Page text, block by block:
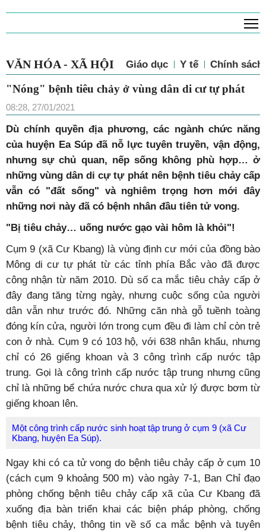
VĂN HÓA - XÃ HỘI Giáo dục Y tế Chính sách
"Nóng" bệnh tiêu chảy ở vùng dân di cư tự phát
08:28, 27/01/2021
Dù chính quyền địa phương, các ngành chức năng
của huyện Ea Súp đã nỗ lực tuyên truyền, vận động,
nhưng sự chủ quan, nếp sống không phù hợp… ở
những vùng dân di cự tự phát nên bệnh tiêu chảy cấp
vẫn có "đất sống" và nghiêm trọng hơn mới đây
những nơi này đã có bệnh nhân đầu tiên tử vong.
"Bị tiêu chảy… uống nước gạo vài hôm là khỏi"!
Cụm 9 (xã Cư Kbang) là vùng định cư mới của đồng bào
Mông di cư tự phát từ các tỉnh phía Bắc vào đã được
công nhận từ năm 2010. Dù số ca mắc tiêu chảy cấp ở
đây đang tăng từng ngày, nhưng cuộc sống của người
dân vẫn như trước đó. Những căn nhà gỗ tuềnh toàng
đóng kín cửa, người lớn trong cụm đều đi làm chỉ còn trẻ
con ở nhà. Cụm 9 có 103 hộ, với 638 nhân khẩu, nhưng
chỉ có 26 giếng khoan và 3 công trình cấp nước tập
trung. Gọi là công trình cấp nước tập trung nhưng cũng
chỉ là những bể chứa nước chưa qua xử lý được bơm từ
giếng khoan lên.
Một công trình cấp nước sinh hoạt tập trung ở cụm 9 (xã Cư
Kbang, huyện Ea Súp).
Ngay khi có ca tử vong do bệnh tiêu chảy cấp ở cụm 10
(cách cụm 9 khoảng 500 m) vào ngày 7-1, Ban Chỉ đạo
phòng chống bệnh tiêu chảy cấp xã của Cư Kbang đã
xuống địa bàn triển khai các biện pháp phòng, chống
bệnh tiêu chảy, thông tin về số ca mắc bệnh và tuyên